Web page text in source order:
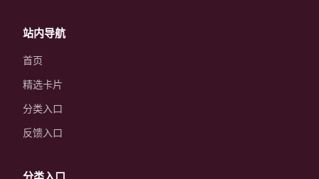
站内导航
首页
精选卡片
分类入口
反馈入口
分类入口